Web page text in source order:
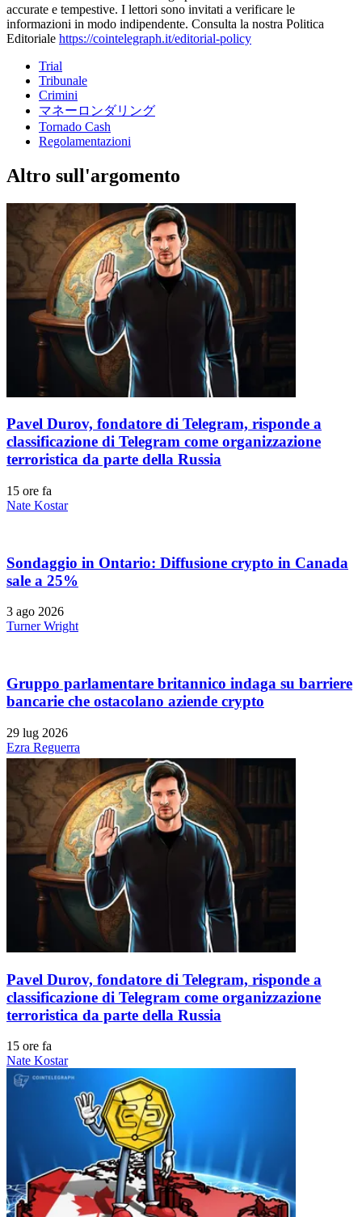
accurate e tempestive. I lettori sono invitati a verificare le
informazioni in modo indipendente. Consulta la nostra Politica
Editoriale https://cointelegraph.it/editorial-policy
Trial
Tribunale
Crimini
マネーロンダリング
Tornado Cash
Regolamentazioni
Altro sull'argomento
Pavel Durov, fondatore di Telegram, risponde a
classificazione di Telegram come organizzazione
terroristica da parte della Russia
15 ore fa
Nate Kostar
Sondaggio in Ontario: Diffusione crypto in Canada
sale a 25%
3 ago 2026
Turner Wright
Gruppo parlamentare britannico indaga su barriere
bancarie che ostacolano aziende crypto
29 lug 2026
Ezra Reguerra
Pavel Durov, fondatore di Telegram, risponde a
classificazione di Telegram come organizzazione
terroristica da parte della Russia
15 ore fa
Nate Kostar